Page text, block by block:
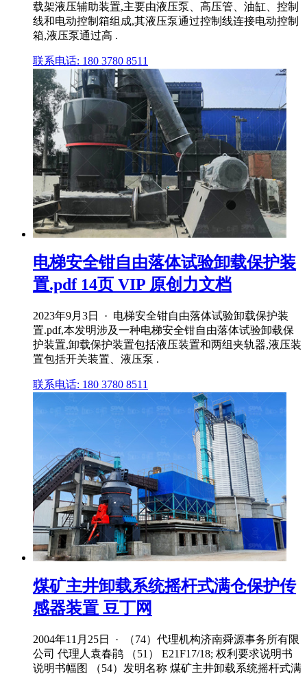
载架液压辅助装置,主要由液压泵、高压管、油缸、控制
线和电动控制箱组成,其液压泵通过控制线连接电动控制
箱,液压泵通过高 .
联系电话: 180 3780 8511
电梯安全钳自由落体试验卸载保护装
置.pdf 14页 VIP 原创力文档
2023年9月3日 · 电梯安全钳自由落体试验卸载保护装
置.pdf,本发明涉及一种电梯安全钳自由落体试验卸载保
护装置,卸载保护装置包括液压装置和两组夹轨器,液压装
置包括开关装置、液压泵 .
联系电话: 180 3780 8511
煤矿主井卸载系统摇杆式满仓保护传
感器装置 豆丁网
2004年11月25日 · （74）代理机构济南舜源事务所有限
公司 代理人袁春鹃 （51） E21F17/18; 权利要求说明书
说明书幅图 （54）发明名称 煤矿主井卸载系统摇杆式满